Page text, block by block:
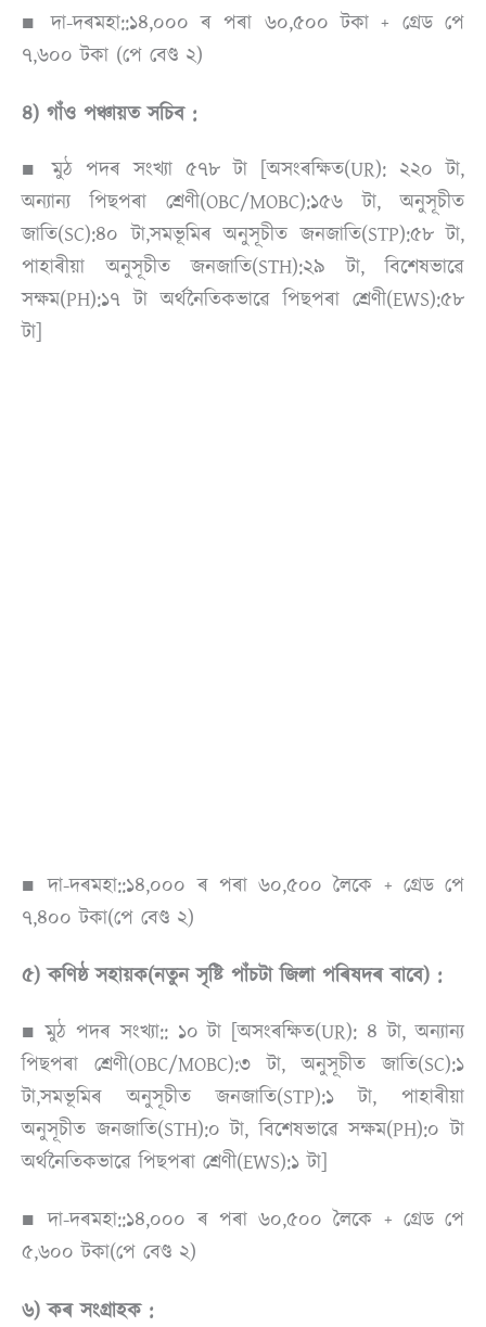
■ দা-দৰমহা::১৪,০০০ ৰ পৰা ৬০,৫০০ টকা + গ্ৰেড পে
৭,৬০০ টকা (পে বেণ্ড ২)
৪) গাঁও পঞ্চায়ত সচিব :
■ মুঠ পদৰ সংখ্যা ৫৭৮ টা [অসংৰক্ষিত(UR): ২২০ টা,
অন্যান্য পিছপৰা শ্ৰেণী(OBC/MOBC):১৫৬ টা, অনুসূচীত
জাতি(SC):৪০ টা,সমভূমিৰ অনুসূচীত জনজাতি(STP):৫৮ টা,
পাহাৰীয়া অনুসূচীত জনজাতি(STH):২৯ টা, বিশেষভাৱে
সক্ষম(PH):১৭ টা অৰ্থনৈতিকভাৱে পিছপৰা শ্ৰেণী(EWS):৫৮
টা]
■ দা-দৰমহা::১৪,০০০ ৰ পৰা ৬০,৫০০ লৈকে + গ্ৰেড পে
৭,৪০০ টকা(পে বেণ্ড ২)
৫) কণিষ্ঠ সহায়ক(নতুন সৃষ্টি পাঁচটা জিলা পৰিষদৰ বাবে) :
■ মুঠ পদৰ সংখ্যা:: ১০ টা [অসংৰক্ষিত(UR): ৪ টা, অন্যান্য
পিছপৰা শ্ৰেণী(OBC/MOBC):৩ টা, অনুসূচীত জাতি(SC):১
টা,সমভূমিৰ অনুসূচীত জনজাতি(STP):১ টা, পাহাৰীয়া
অনুসূচীত জনজাতি(STH):০ টা, বিশেষভাৱে সক্ষম(PH):০ টা
অৰ্থনৈতিকভাৱে পিছপৰা শ্ৰেণী(EWS):১ টা]
■ দা-দৰমহা::১৪,০০০ ৰ পৰা ৬০,৫০০ লৈকে + গ্ৰেড পে
৫,৬০০ টকা(পে বেণ্ড ২)
৬) কৰ সংগ্ৰাহক :